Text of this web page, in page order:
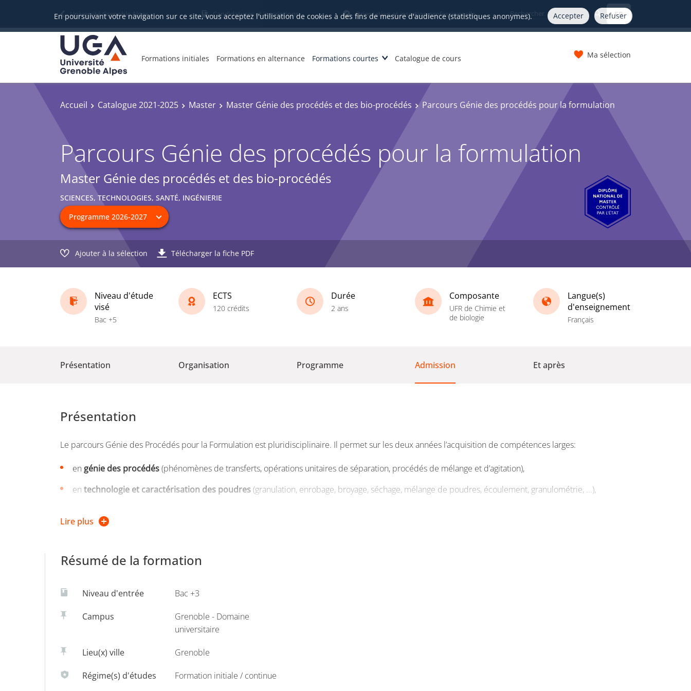
En poursuivant votre navigation sur ce site, vous acceptez l'utilisation de cookies à des fins de mesure d'audience (statistiques anonymes). Accepter Refuser
Université Grenoble Alpes Candidatures et inscriptions Orientation et insertion professionnelle FR
Formations initiales Formations en alternance Formations courtes Catalogue de cours Ma sélection
Accueil Catalogue 2021-2025 Master Master Génie des procédés et des bio-procédés Parcours Génie des procédés pour la formulation
Parcours Génie des procédés pour la formulation
Master Génie des procédés et des bio-procédés
SCIENCES, TECHNOLOGIES, SANTÉ, INGÉNIERIE
Ajouter à la sélection Télécharger la fiche PDF
Niveau d'étude
visé
Bac +5
ECTS
120 crédits
Durée
2 ans
Composante
UFR de Chimie et
de biologie
Langue(s)
d'enseignement
Français
Présentation Organisation Programme Admission Et après
Présentation
Le parcours Génie des Procédés pour la Formulation est pluridisciplinaire. Il permet sur les deux années l’acquisition de compétences larges:
en génie des procédés(phénomènes de transferts, opérations unitaires de séparation, procédés de mélange et d’agitation),
en technologie et caractérisation des poudres(granulation, enrobage, broyage, séchage, mélange de poudres, écoulement, granulométrie, ...),
Ces enseignements disciplinaires sont complétés par une initiation à la réglementation liée aux produits et aux procédés (Reach, Écoconception, Analyse de
Cycle de Vie, Biocides, …).
Ce parcours se distingue par son positionnement à l’intersection produits/procédés, sans se spécialiser dans un domaine d’activité. Ces différents domaines
sont présentés par des intervenants industriels (souvent ingénieurs R&D ou process) lors de conférences thématiques, prévues tout au long de la formation.
Ceci explique que l’on retrouve une grande diversité de domaines industriels dans le devenir de nos anciens étudiants (cosmétiques, métallurgie,
(Travaux Pratiques, projets de déformulation, de formulation et de mise en forme des poudres, stage en industrie chaque année, ..) permettent une bonne
Lire plus
Résumé de la formation
Niveau d'entrée Bac +3
Campus
Grenoble - Domaine
universitaire
Lieu(x) ville Grenoble
Régime(s) d'études Formation initiale / continue